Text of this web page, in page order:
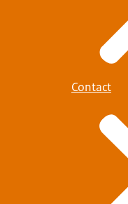
Contact